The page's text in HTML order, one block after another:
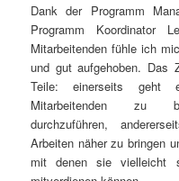
Dank der Programm
Programm Koordinator
Mitarbeitenden fühle ich
und gut aufgehoben. Das
Teile: einerseits geht
Mitarbeitenden zu
durchzuführen,
Arbeiten näher zu bringen
mit denen sie vielleicht